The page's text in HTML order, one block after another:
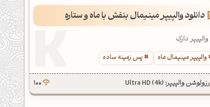
دانلود والپیپر مینیمال بنفش با ماه و ستاره
والپیپر دارک
والپیپر مینیمال ماه
پس زمینه ساده
رزولوشن والپیپر: Ultra HD (4k) 100